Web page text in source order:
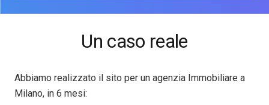
Un caso reale
Abbiamo realizzato il sito per un agenzia Immobiliare a
Milano, in 6 mesi: